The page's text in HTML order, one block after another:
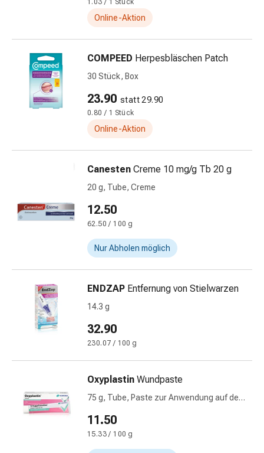
Wundverschlussstreifen
-
kleber
Tupfer
Ohren
und
Ohrenbeschwerden
Ohrenpflege
Augentropfen
Augenverbände
Augenhygiene
Herz
Strümpfe
Kreislaufbeschwerden
Venenbeschwerden
Blutgerinnung
Herznerven-
Störung
Gedächtnis-
Konzentrationsstörung
1.03 / 1 Stück
Online-Aktion
COMPEED Herpesbläschen Patch
30 Stück, Box
23.90 statt 29.90
0.80 / 1 Stück
Online-Aktion
Canesten Creme 10 mg/g Tb 20 g
20 g, Tube, Creme
12.50
62.50 / 100 g
Nur Abholen möglich
ENDZAP Entfernung von Stielwarzen
14.3 g
32.90
230.07 / 100 g
Oxyplastin Wundpaste
75 g, Tube, Paste zur Anwendung auf der
11.50
15.33 / 100 g